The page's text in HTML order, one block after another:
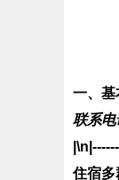
一、基
联系电
住宿多